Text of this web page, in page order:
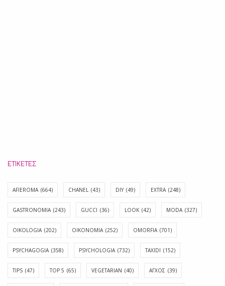
ΕΤΙΚΈΤΕΣ
AFIEROMA (664) CHANEL (43) DIY (49) EXTRA (248)
GASTRONOMIA (243) GUCCI (36) LOOK (42) MODA (327)
OIKOLOGIA (202) OIKONOMIA (252) OMORFIA (701)
PSYCHAGOGIA (358) PSYCHOLOGIA (732) TAXIDI (152)
TIPS (47) TOP 5 (65) VEGETARIAN (40) ΑΓΧΟΣ (39)